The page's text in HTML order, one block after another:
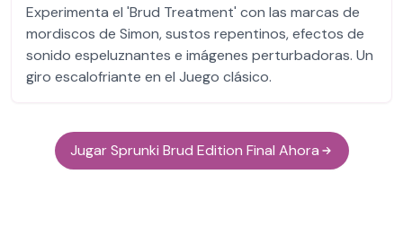
Experimenta el 'Brud Treatment' con las marcas de
mordiscos de Simon, sustos repentinos, efectos de
sonido espeluznantes e imágenes perturbadoras. Un
giro escalofriante en el Juego clásico.
Jugar Sprunki Brud Edition Final Ahora